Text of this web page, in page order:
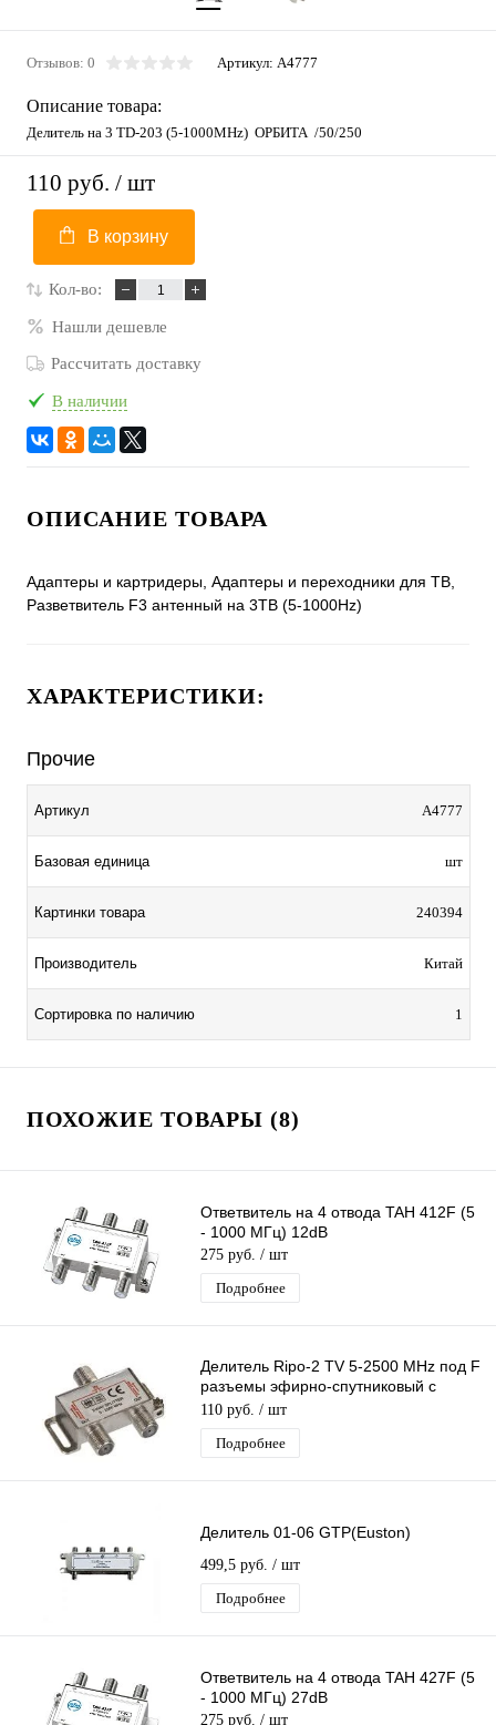
Отзывов: 0 Артикул: A4777
Описание товара:
Делитель на 3 TD-203 (5-1000MHz) ОРБИТА /50/250
110 руб. / шт
В корзину
Кол-во:
Нашли дешевле
Рассчитать доставку
В наличии
ОПИСАНИЕ ТОВАРА
Адаптеры и картридеры, Адаптеры и переходники для ТВ,
Разветвитель F3 антенный на 3ТВ (5-1000Hz)
ХАРАКТЕРИСТИКИ:
Прочие
Артикул A4777
Базовая единица шт
Картинки товара 240394
Производитель Китай
Сортировка по наличию 1
ПОХОЖИЕ ТОВАРЫ (8)
Ответвитель на 4 отвода TAH 412F (5
- 1000 МГц) 12dB
275 руб. / шт
Подробнее
Делитель Ripo-2 TV 5-2500 MHz под F
разъемы эфирно-спутниковый с
проходом питания 1 вход 2 выхода
110 руб. / шт
Подробнее
Делитель 01-06 GTP(Euston)
499,5 руб. / шт
Подробнее
Ответвитель на 4 отвода TAH 427F (5
- 1000 МГц) 27dB
275 руб. / шт